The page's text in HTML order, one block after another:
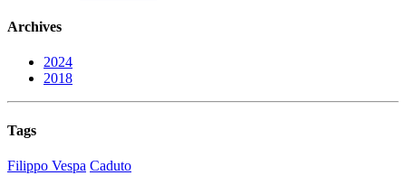
Archives
2024
2018
Tags
Filippo Vespa Caduto